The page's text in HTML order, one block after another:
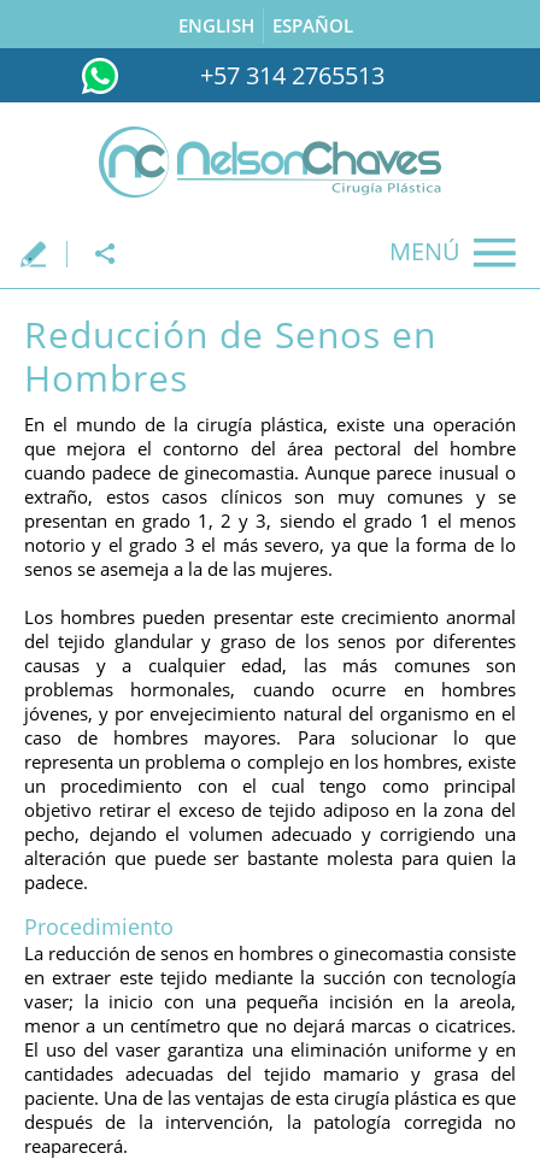
ENGLISH ESPAÑOL
+57 314 2765513
. MENÚ
Reducción de Senos en
Hombres
En el mundo de la cirugía plástica, existe una operación
que mejora el contorno del área pectoral del hombre
cuando padece de ginecomastia. Aunque parece inusual o
extraño, estos casos clínicos son muy comunes y se
presentan en grado 1, 2 y 3, siendo el grado 1 el menos
notorio y el grado 3 el más severo, ya que la forma de lo
senos se asemeja a la de las mujeres.
Los hombres pueden presentar este crecimiento anormal
del tejido glandular y graso de los senos por diferentes
causas y a cualquier edad, las más comunes son
problemas hormonales, cuando ocurre en hombres
jóvenes, y por envejecimiento natural del organismo en el
caso de hombres mayores. Para solucionar lo que
representa un problema o complejo en los hombres, existe
un procedimiento con el cual tengo como principal
objetivo retirar el exceso de tejido adiposo en la zona del
pecho, dejando el volumen adecuado y corrigiendo una
alteración que puede ser bastante molesta para quien la
padece.
Procedimiento
La reducción de senos en hombres o ginecomastia consiste
en extraer este tejido mediante la succión con tecnología
vaser; la inicio con una pequeña incisión en la areola,
menor a un centímetro que no dejará marcas o cicatrices.
El uso del vaser garantiza una eliminación uniforme y en
cantidades adecuadas del tejido mamario y grasa del
paciente. Una de las ventajas de esta cirugía plástica es que
después de la intervención, la patología corregida no
reaparecerá.